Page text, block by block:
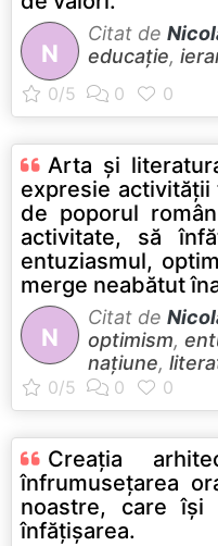
N
Citat de
educație,
Arta şi
expresie
de poporul
activitate, să
entuziasmul,
merge neabătut
N
Citat de
optimism,
națiune,
Creaţia
înfrumuseţarea
noastre, care îşi
înfăţişarea.